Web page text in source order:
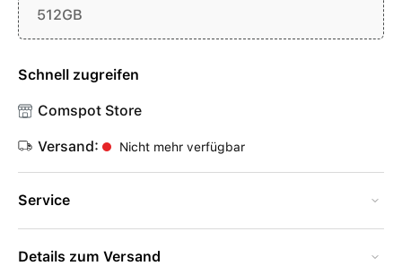
512GB
Schnell zugreifen
Comspot Store
Versand: Nicht mehr verfügbar
Service
Details zum Versand